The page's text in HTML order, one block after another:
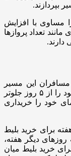
بپردازند.
مساوی با افزایش
تعداد پروازها
این مسیر
بیشتر وقت‌ها، جستجو برای خرید بلیط سفر خود را از ۵ روز جلوتر
خود را خریداری
برای خرید بلیط
دیگر هفته،
خرید بلیط میان